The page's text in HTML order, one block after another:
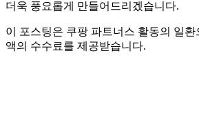
더욱 풍요롭게 만들어드리겠습니다.
이 포스팅은 쿠팡 파트너스 활동의 일환
액의 수수료를 제공받습니다.